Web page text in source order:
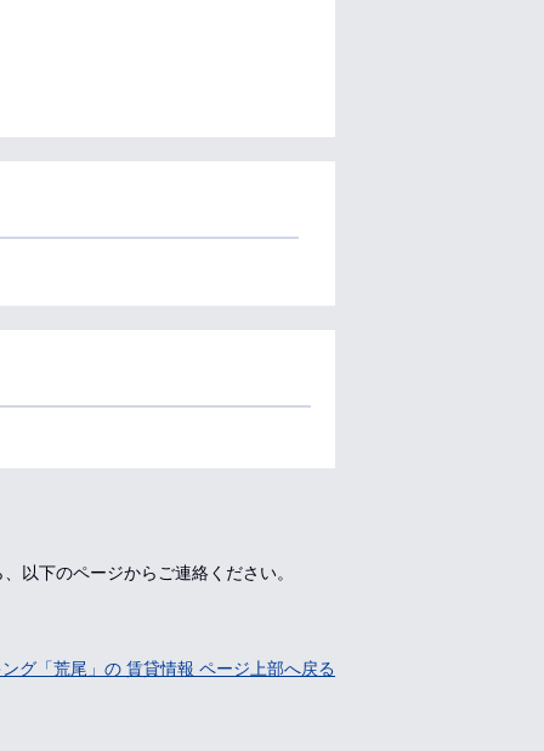
以下のページからご連絡ください。
ング「荒尾」の 賃貸情報 ページ上部へ戻る